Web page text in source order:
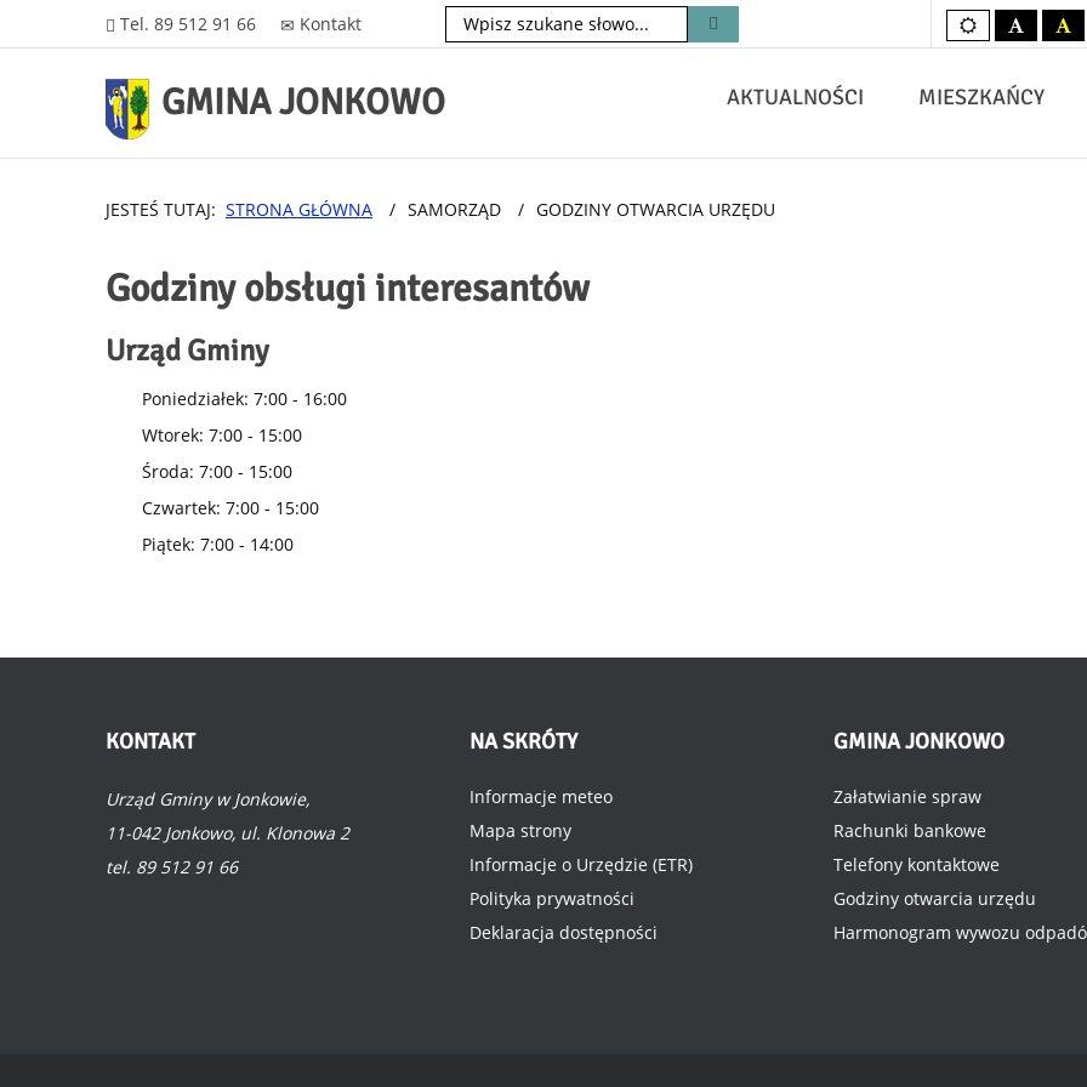
Tel. 89 512 91 66 Kontakt Kolory
domyślne
czarno-
biały
GMINA JONKOWO AKTUALNOŚCI MIESZKAŃCY
JESTEŚ TUTAJ: STRONA GŁÓWNA / SAMORZĄD / GODZINY OTWARCIA URZĘDU
Godziny obsługi interesantów
Urząd Gminy
Poniedziałek: 7:00 - 16:00
Wtorek: 7:00 - 15:00
Środa: 7:00 - 15:00
Czwartek: 7:00 - 15:00
Piątek: 7:00 - 14:00
KONTAKT
Urząd Gminy w Jonkowie,
11-042 Jonkowo, ul. Klonowa 2
tel. 89 512 91 66
NASKRÓTY
Informacje meteo
Mapa strony
Informacje o Urzędzie (ETR)
Polityka prywatności
Deklaracja dostępności
GMINAJONKOWO
Załatwianie spraw
Rachunki bankowe
Telefony kontaktowe
Godziny otwarcia urzędu
Harmonogram wywozu